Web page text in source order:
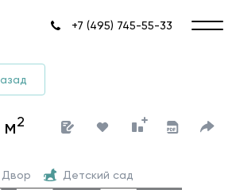
+7 (495) 745-55-33
м2
Двор Детский сад